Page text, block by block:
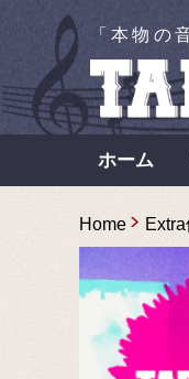
「本物の
ホーム
Home Extra